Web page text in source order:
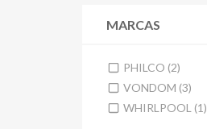
MARCAS
PHILCO (2)
VONDOM (3)
WHIRLPOOL (1)